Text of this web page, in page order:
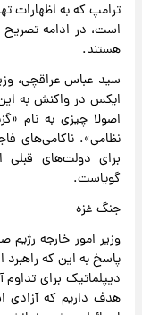
ترامپ که به اظهارات
است، در ادامه تصریح
هستند.
سید عباس عراقچی،
ایکس در واکنش به
اصولا چیزی به نام
برای دولت‌های قبلی
گویاست.
جنگ غزه
وزیر امور خارجه
پاسخ به این که
دیپلماتیک برای
هدف داریم که آزادی